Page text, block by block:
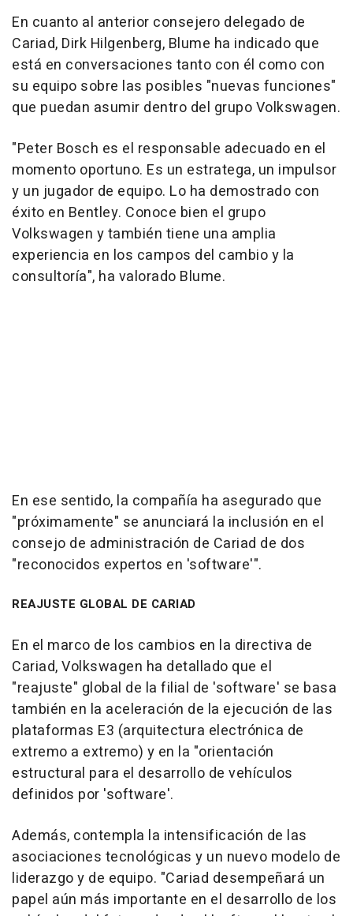
En cuanto al anterior consejero delegado de
Cariad, Dirk Hilgenberg, Blume ha indicado que
está en conversaciones tanto con él como con
su equipo sobre las posibles "nuevas funciones"
que puedan asumir dentro del grupo Volkswagen.
"Peter Bosch es el responsable adecuado en el
momento oportuno. Es un estratega, un impulsor
y un jugador de equipo. Lo ha demostrado con
éxito en Bentley. Conoce bien el grupo
Volkswagen y también tiene una amplia
experiencia en los campos del cambio y la
consultoría", ha valorado Blume.
En ese sentido, la compañía ha asegurado que
"próximamente" se anunciará la inclusión en el
consejo de administración de Cariad de dos
"reconocidos expertos en 'software'".
REAJUSTE GLOBAL DE CARIAD
En el marco de los cambios en la directiva de
Cariad, Volkswagen ha detallado que el
"reajuste" global de la filial de 'software' se basa
también en la aceleración de la ejecución de las
plataformas E3 (arquitectura electrónica de
extremo a extremo) y en la "orientación
estructural para el desarrollo de vehículos
definidos por 'software'.
Además, contempla la intensificación de las
asociaciones tecnológicas y un nuevo modelo de
liderazgo y de equipo. "Cariad desempeñará un
papel aún más importante en el desarrollo de los